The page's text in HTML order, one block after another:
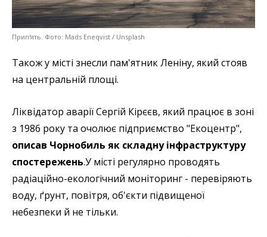
Прип'ять. Фото: Mads Eneqvist / Unsplash
Також у місті знесли пам'ятник Леніну, який стояв
на центральній площі.
Ліквідатор аварії Сергій Кірєєв, який працює в зоні
з 1986 року та очолює підприємство "Екоцентр",
описав Чорнобиль як складну інфраструктуру
спостережень.У місті регулярно проводять
радіаційно-екологічний моніторинг - перевіряють
воду, ґрунт, повітря, об'єкти підвищеної
небезпеки й не тільки.